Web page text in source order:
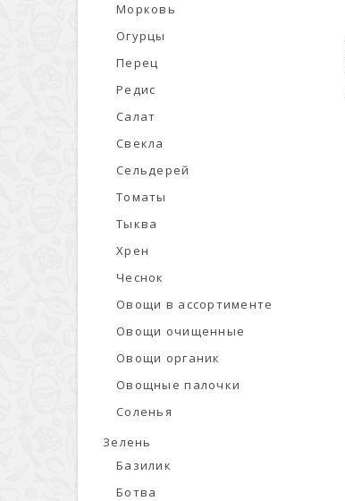
Морковь
Огурцы
Перец
Редис
Салат
Свекла
Сельдерей
Томаты
Тыква
Хрен
Чеснок
Овощи в ассортименте
Овощи очищенные
Овощи органик
Овощные палочки
Соленья
Зелень
Базилик
Ботва